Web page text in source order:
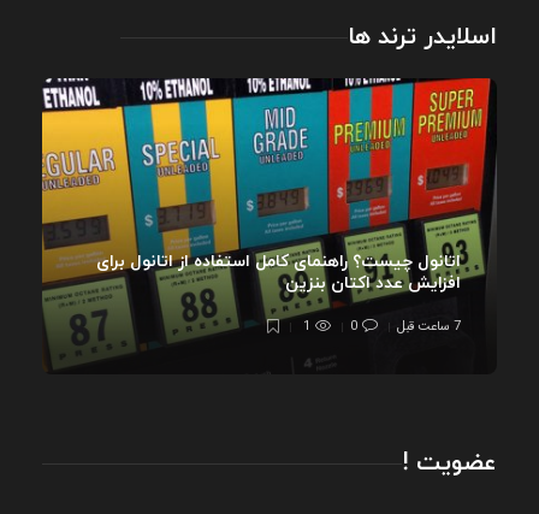
اسلایدر ترند ها
اتانول چیست؟ راهنمای کامل استفاده از اتانول برای
افزایش عدد اکتان بنزین
7 ساعت قبل 0
1
عضویت !